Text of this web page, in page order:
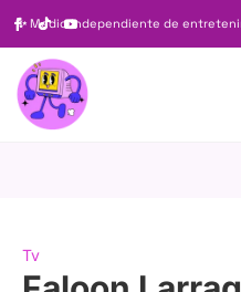
✨ Medio independiente de
Tv